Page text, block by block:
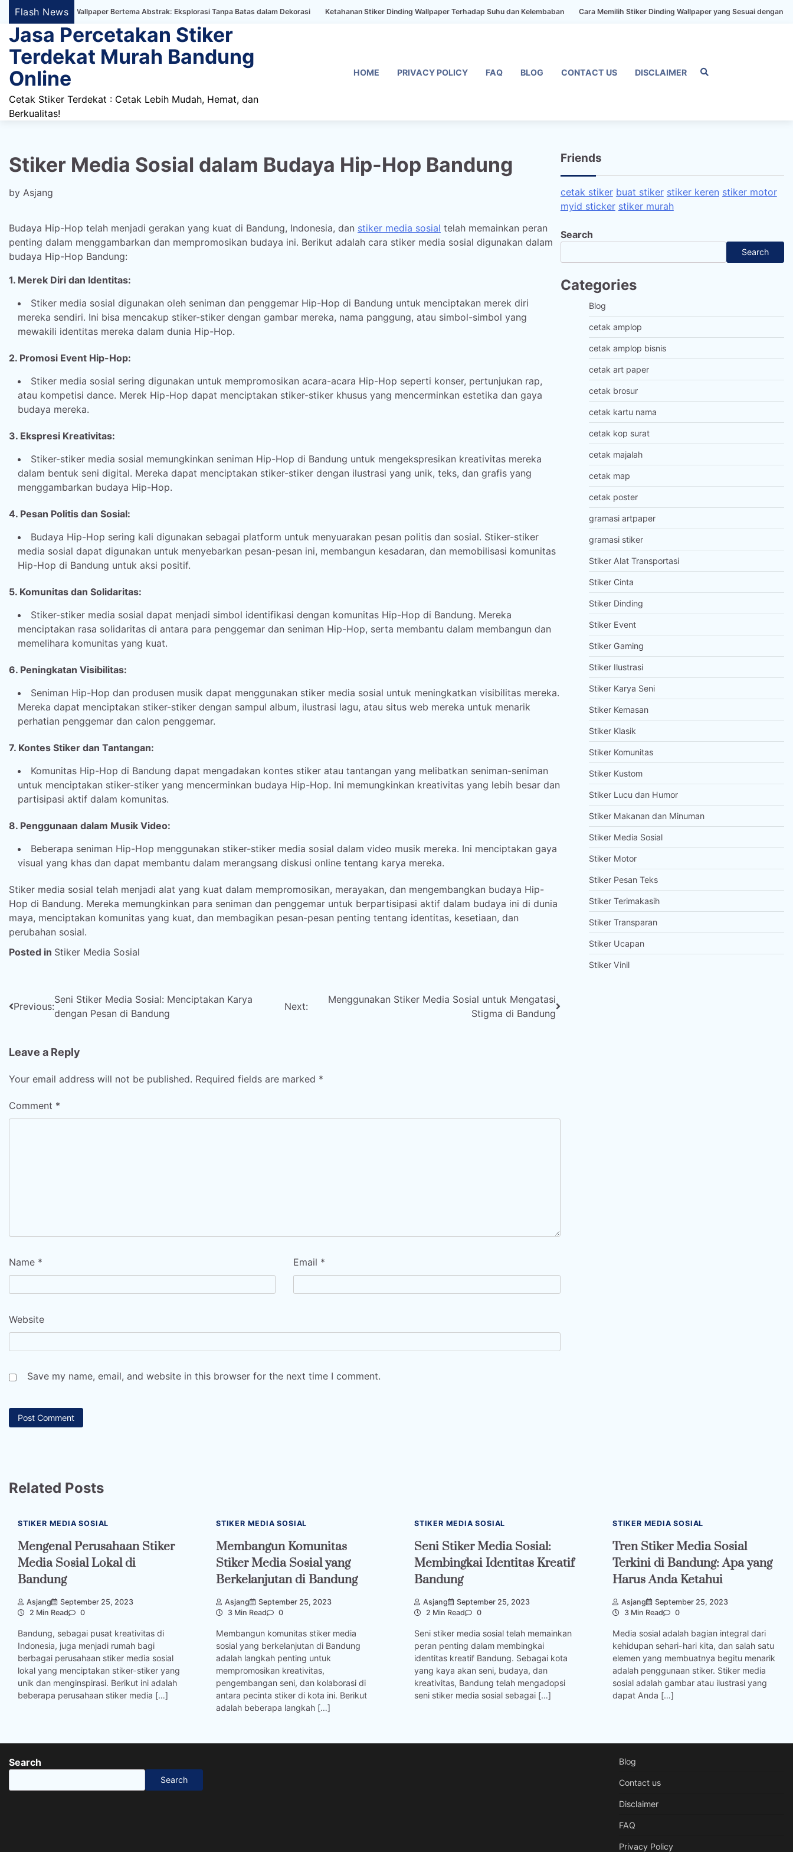
Skip
content
Flash News
Dinding Wallpaper Bertema Abstrak: Eksplorasi Tanpa Batas dalam Dekorasi Ketahanan Stiker Dinding Wallpaper Terhadap Suhu dan Kelembaban Cara Memilih Stiker Dinding Wallpaper yang Sesuai dengan Gaya Rumah
Jasa Percetakan Stiker
Terdekat Murah Bandung
Online
Cetak Stiker Terdekat : Cetak Lebih Mudah, Hemat, dan
Berkualitas!
HOME PRIVACY POLICY FAQ BLOG CONTACT US DISCLAIMER
Stiker Media Sosial dalam Budaya Hip-Hop Bandung
by Asjang
Budaya Hip-Hop telah menjadi gerakan yang kuat di Bandung, Indonesia, dan stiker media sosial telah memainkan peran
penting dalam menggambarkan dan mempromosikan budaya ini. Berikut adalah cara stiker media sosial digunakan dalam
budaya Hip-Hop Bandung:
1. Merek Diri dan Identitas:
Stiker media sosial digunakan oleh seniman dan penggemar Hip-Hop di Bandung untuk menciptakan merek diri
mereka sendiri. Ini bisa mencakup stiker-stiker dengan gambar mereka, nama panggung, atau simbol-simbol yang
mewakili identitas mereka dalam dunia Hip-Hop.
2. Promosi Event Hip-Hop:
Stiker media sosial sering digunakan untuk mempromosikan acara-acara Hip-Hop seperti konser, pertunjukan rap,
atau kompetisi dance. Merek Hip-Hop dapat menciptakan stiker-stiker khusus yang mencerminkan estetika dan gaya
budaya mereka.
3. Ekspresi Kreativitas:
Stiker-stiker media sosial memungkinkan seniman Hip-Hop di Bandung untuk mengekspresikan kreativitas mereka
dalam bentuk seni digital. Mereka dapat menciptakan stiker-stiker dengan ilustrasi yang unik, teks, dan grafis yang
menggambarkan budaya Hip-Hop.
4. Pesan Politis dan Sosial:
Budaya Hip-Hop sering kali digunakan sebagai platform untuk menyuarakan pesan politis dan sosial. Stiker-stiker
media sosial dapat digunakan untuk menyebarkan pesan-pesan ini, membangun kesadaran, dan memobilisasi komunitas
Hip-Hop di Bandung untuk aksi positif.
5. Komunitas dan Solidaritas:
Stiker-stiker media sosial dapat menjadi simbol identifikasi dengan komunitas Hip-Hop di Bandung. Mereka
menciptakan rasa solidaritas di antara para penggemar dan seniman Hip-Hop, serta membantu dalam membangun dan
memelihara komunitas yang kuat.
6. Peningkatan Visibilitas:
Seniman Hip-Hop dan produsen musik dapat menggunakan stiker media sosial untuk meningkatkan visibilitas mereka.
Mereka dapat menciptakan stiker-stiker dengan sampul album, ilustrasi lagu, atau situs web mereka untuk menarik
perhatian penggemar dan calon penggemar.
7. Kontes Stiker dan Tantangan:
Komunitas Hip-Hop di Bandung dapat mengadakan kontes stiker atau tantangan yang melibatkan seniman-seniman
untuk menciptakan stiker-stiker yang mencerminkan budaya Hip-Hop. Ini memungkinkan kreativitas yang lebih besar dan
partisipasi aktif dalam komunitas.
8. Penggunaan dalam Musik Video:
Beberapa seniman Hip-Hop menggunakan stiker-stiker media sosial dalam video musik mereka. Ini menciptakan gaya
visual yang khas dan dapat membantu dalam merangsang diskusi online tentang karya mereka.
Stiker media sosial telah menjadi alat yang kuat dalam mempromosikan, merayakan, dan mengembangkan budaya Hip-
Hop di Bandung. Mereka memungkinkan para seniman dan penggemar untuk berpartisipasi aktif dalam budaya ini di dunia
maya, menciptakan komunitas yang kuat, dan membagikan pesan-pesan penting tentang identitas, kesetiaan, dan
perubahan sosial.
Posted in Stiker Media Sosial
Post
navigation
Previous:
Seni Stiker Media Sosial: Menciptakan Karya
dengan Pesan di Bandung
Next:
Menggunakan Stiker Media Sosial untuk Mengatasi
Stigma di Bandung
Leave a Reply
Your email address will not be published. Required fields are marked *
Comment *
Name * Email *
Website
Save my name, email, and website in this browser for the next time I comment.
Friends
cetak stiker buat stiker stiker keren stiker motor
myid sticker stiker murah
Search
Search
Categories
Blog
cetak amplop
cetak amplop bisnis
cetak art paper
cetak brosur
cetak kartu nama
cetak kop surat
cetak majalah
cetak map
cetak poster
gramasi artpaper
gramasi stiker
Stiker Alat Transportasi
Stiker Cinta
Stiker Dinding
Stiker Event
Stiker Gaming
Stiker Ilustrasi
Stiker Karya Seni
Stiker Kemasan
Stiker Klasik
Stiker Komunitas
Stiker Kustom
Stiker Lucu dan Humor
Stiker Makanan dan Minuman
Stiker Media Sosial
Stiker Motor
Stiker Pesan Teks
Stiker Terimakasih
Stiker Transparan
Stiker Ucapan
Stiker Vinil
Related Posts
STIKER MEDIA SOSIAL
Mengenal Perusahaan Stiker
Media Sosial Lokal di
Bandung
Asjang
September 25, 2023
2 Min Read
0
Bandung, sebagai pusat kreativitas di
Indonesia, juga menjadi rumah bagi
berbagai perusahaan stiker media sosial
lokal yang menciptakan stiker-stiker yang
unik dan menginspirasi. Berikut ini adalah
beberapa perusahaan stiker media […]
STIKER MEDIA SOSIAL
Membangun Komunitas
Stiker Media Sosial yang
Berkelanjutan di Bandung
Asjang
September 25, 2023
3 Min Read
0
Membangun komunitas stiker media
sosial yang berkelanjutan di Bandung
adalah langkah penting untuk
mempromosikan kreativitas,
pengembangan seni, dan kolaborasi di
antara pecinta stiker di kota ini. Berikut
adalah beberapa langkah […]
STIKER MEDIA SOSIAL
Seni Stiker Media Sosial:
Membingkai Identitas Kreatif
Bandung
Asjang
September 25, 2023
2 Min Read
0
Seni stiker media sosial telah memainkan
peran penting dalam membingkai
identitas kreatif Bandung. Sebagai kota
yang kaya akan seni, budaya, dan
kreativitas, Bandung telah mengadopsi
seni stiker media sosial sebagai […]
STIKER MEDIA SOSIAL
Tren Stiker Media Sosial
Terkini di Bandung: Apa yang
Harus Anda Ketahui
Asjang
September 25, 2023
3 Min Read
0
Media sosial adalah bagian integral dari
kehidupan sehari-hari kita, dan salah satu
elemen yang membuatnya begitu menarik
adalah penggunaan stiker. Stiker media
sosial adalah gambar atau ilustrasi yang
dapat Anda […]
Search
Search
Blog
Contact us
Disclaimer
FAQ
Privacy Policy